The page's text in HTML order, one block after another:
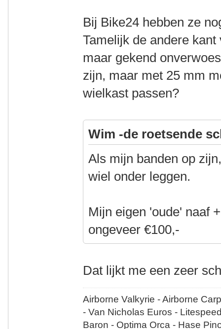
Bij Bike24 hebben ze
Tamelijk de andere
maar gekend
zijn, maar met 25 mm
wielkast passen?
Wim -de roetsende
Als mijn banden op
wiel onder leggen.
Mijn eigen 'oude' naaf
ongeveer €100,-
Dat lijkt me een zeer
Airborne Valkyrie - Airborne
- Van Nicholas Euros -
Baron - Optima Orca - Hase